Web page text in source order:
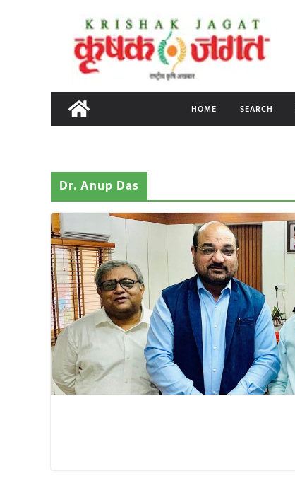
content
HOME SEARCH
Dr. Anup Das